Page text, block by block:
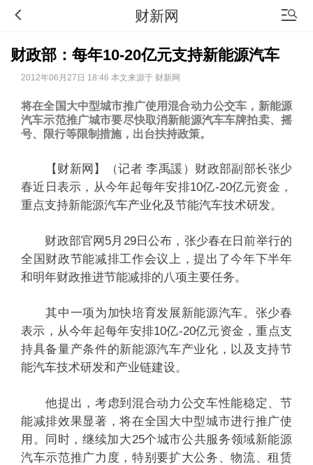
财新网
财政部：每年10-20亿元支持新能源汽车
2012年06月27日 18:46 本文来源于 财新网
将在全国大中型城市推广使用混合动力公交车，新能源
汽车示范推广城市要尽快取消新能源汽车车牌拍卖、摇
号、限行等限制措施，出台扶持政策。
【财新网】（记者 李禹諼）财政部副部长张少
春近日表示，从今年起每年安排10亿-20亿元资金，
重点支持新能源汽车产业化及节能汽车技术研发。
财政部官网5月29日公布，张少春在日前举行的
全国财政节能减排工作会议上，提出了今年下半年
和明年财政推进节能减排的八项主要任务。
其中一项为加快培育发展新能源汽车。张少春
表示，从今年起每年安排10亿-20亿元资金，重点支
持具备量产条件的新能源汽车产业化，以及支持节
能汽车技术研发和产业链建设。
他提出，考虑到混合动力公交车性能稳定、节
能减排效果显著，将在全国大中型城市进行推广使
用。同时，继续加大25个城市公共服务领域新能源
汽车示范推广力度，特别要扩大公务、物流、租赁